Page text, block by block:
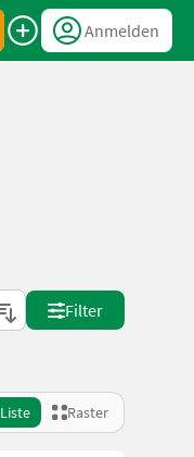
Anmelden
Filter
Liste Raster